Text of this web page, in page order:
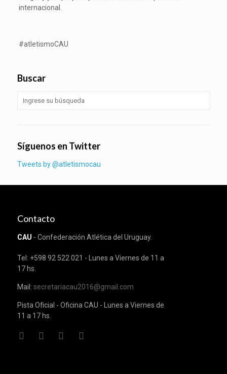
internacional.
#atletismoCAU
Buscar
Síguenos en Twitter
Tweets by @atletismocau
Contacto
CAU - Confederación Atlética del Uruguay.
Tel: +598 92 522 021 - Lunes a Viernes de 11 a
17 hs.
Mail: secretariacau2016@gmail.com
Pista Oficial - Oficina CAU - Lunes a Viernes de
11 a 17 hs.